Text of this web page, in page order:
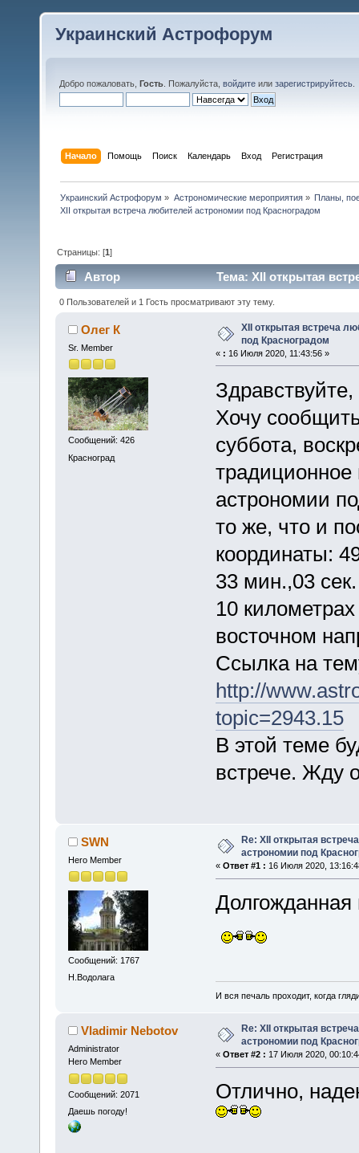
Украинский Астрофорум
Добро пожаловать, Гость . Пожалуйста, войдите или зарегистрируйтесь
Начало Помощь Поиск Календарь Вход Регистрация
Украинский Астрофорум » Астрономические мероприятия» Планы,
XII открытая встреча любителей астрономии под Красноградом
Страницы: [1]
Автор
Тема: XII открытая
26838 раз)
0 Пользователей и 1 Гость просматривают эту тему.
Олег К
Sr. Member
Сообщений: 426
Красноград
XII открытая встреча
под Красноградом
« : 16 Июля 2020, 11:43:56 »
Хочу
суббота,
астрономии
то же, что и
координаты:
33 мин.,03
10
восточном
Ссылка на
http://
topic=2943.15
В этой теме
встрече. Жду
SWN
Hero Member
Сообщений: 1767
Н.Водолага
Re: XII открытая
астрономии под
« Ответ #1 : 16 Июля 2020,
Долгожданная
И вся печаль проходит, когда
Vladimir Nebotov
Administrator
Hero Member
Сообщений: 2071
Даешь погоду!
Re: XII открытая
астрономии под
« Ответ #2 : 17 Июля 2020,
Отлично,